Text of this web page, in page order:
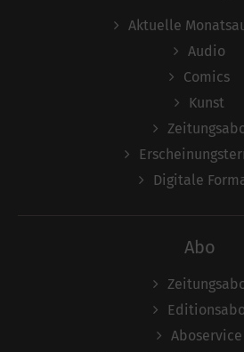
Aktuelle
Audio
Comics
Kunst
Digitale
Abo
Editionsabo
Aboservice